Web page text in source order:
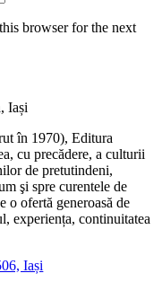
browser for the next
în 1970), Editura
cu precădere, a culturii
de pretutindeni,
şi spre curentele de
o ofertă generoasă de
experiența, continuitatea
Iași